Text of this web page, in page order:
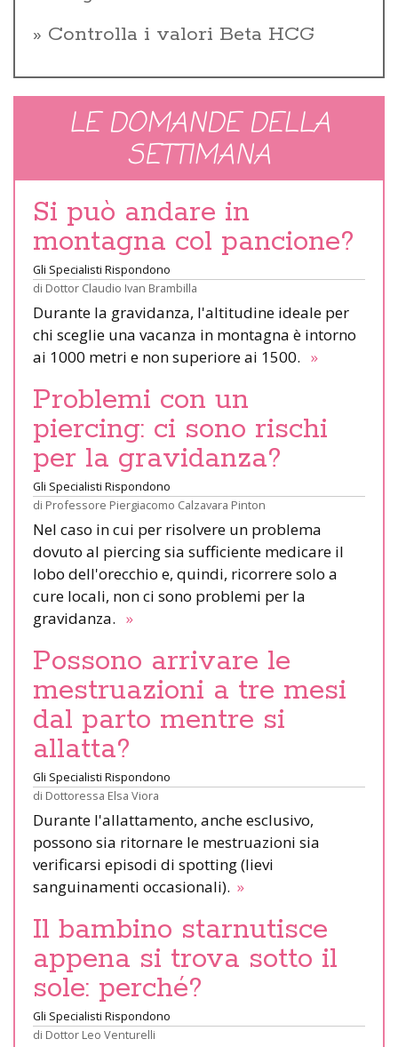
Controlla i valori Beta HCG
LE DOMANDE DELLA
SETTIMANA
Si può andare in
montagna col pancione?
Gli Specialisti Rispondono
di Dottor Claudio Ivan Brambilla
Durante la gravidanza, l'altitudine ideale per
chi sceglie una vacanza in montagna è intorno
ai 1000 metri e non superiore ai 1500. »
Problemi con un
piercing: ci sono rischi
per la gravidanza?
Gli Specialisti Rispondono
di Professore Piergiacomo Calzavara Pinton
Nel caso in cui per risolvere un problema
dovuto al piercing sia sufficiente medicare il
lobo dell'orecchio e, quindi, ricorrere solo a
cure locali, non ci sono problemi per la
gravidanza. »
Possono arrivare le
mestruazioni a tre mesi
dal parto mentre si
allatta?
Gli Specialisti Rispondono
di Dottoressa Elsa Viora
Durante l'allattamento, anche esclusivo,
possono sia ritornare le mestruazioni sia
verificarsi episodi di spotting (lievi
sanguinamenti occasionali). »
Il bambino starnutisce
appena si trova sotto il
sole: perché?
Gli Specialisti Rispondono
di Dottor Leo Venturelli